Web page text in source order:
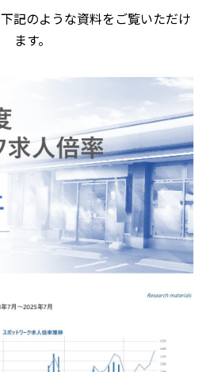
記のような資料をご覧いただけ
ます。